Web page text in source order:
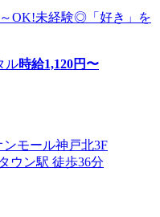
～OK!未経験◎「好き」を
ル時給1,120円〜
モール神戸北3F
ウン駅 徒歩36分